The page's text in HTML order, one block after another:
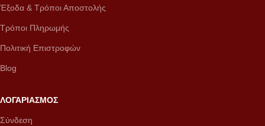
Έξοδα & Τρόποι Αποστολής
Τρόποι Πληρωμής
Πολιτική Επιστροφών
Blog
ΛΟΓΑΡΙΑΣΜΟΣ
Σύνδεση